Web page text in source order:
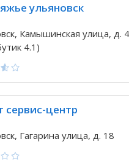
ульяновск
Камышинская улица, д.
4.1)
сервис-центр
Гагарина улица, д. 18